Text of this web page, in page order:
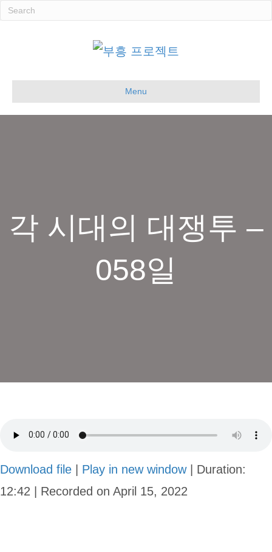
Menu
각 시대의 대쟁투 –
058일
Download file Play in new window| Duration:
12:42
Recorded on April 15, 2022